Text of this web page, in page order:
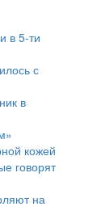
в 5-ти
с
в
кожей
говорят
на